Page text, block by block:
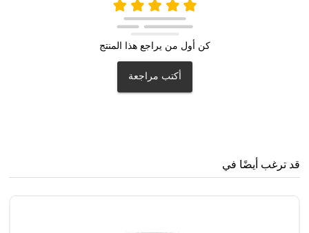
كن أول من يراجع هذا المنتج
أكتب مراجعة
قد ترغب أيضًا في